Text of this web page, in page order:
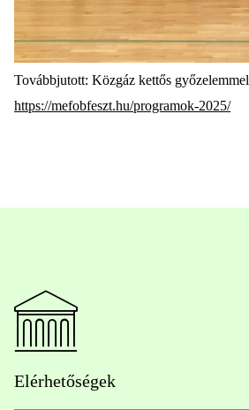
Továbbjutott: Közgáz kettős győzelemmel
https://mefobfeszt.hu/programok-2025/
Elérhetőségek